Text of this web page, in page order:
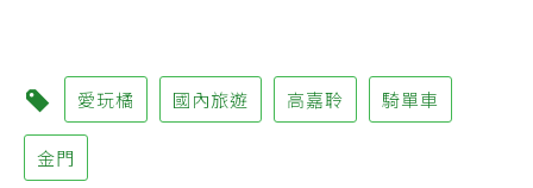
愛玩橘 國內旅遊 高嘉聆 騎單車
金門